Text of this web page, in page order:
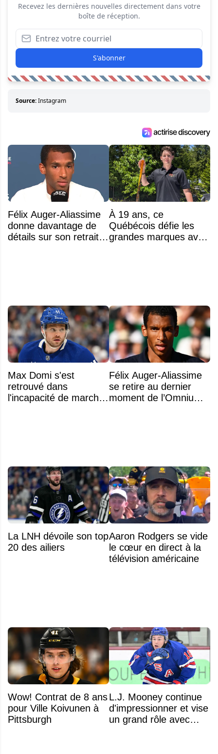
Recevez les dernières nouvelles directement dans votre
boîte de réception.
S'abonner
Source:Instagram
Félix Auger-Aliassime
donne davantage de
détails sur son retrait
À 19 ans, ce
Québécois défie les
grandes marques avec
Max Domi s'est
retrouvé dans
l'incapacité de marcher
Félix Auger-Aliassime
se retire au dernier
moment de l’Omnium
La LNH dévoile son top
20 des ailiers
Aaron Rodgers se vide
le cœur en direct à la
télévision américaine
Wow! Contrat de 8 ans
pour Ville Koivunen à
Pittsburgh
L.J. Mooney continue
d'impressionner et vise
un grand rôle avec